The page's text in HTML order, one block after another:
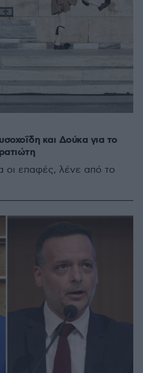
και Δούκα για το
οι επαφές, λένε από το